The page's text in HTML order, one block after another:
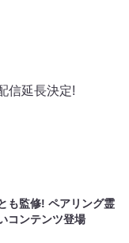
信延長決定!
も監修! ペアリング霊
コンテンツ登場